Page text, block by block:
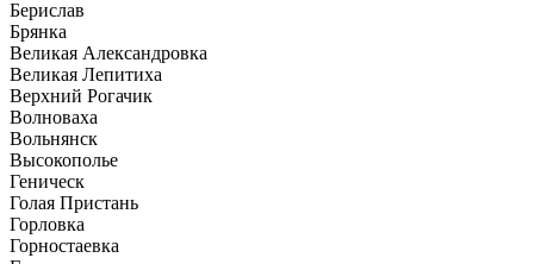
Берислав
Брянка
Великая Александровка
Великая Лепитиха
Верхний Рогачик
Волноваха
Вольнянск
Высокополье
Геническ
Голая Пристань
Горловка
Горностаевка